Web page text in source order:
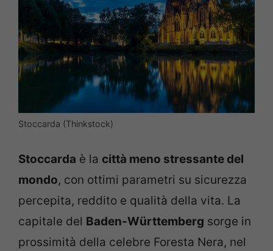
Stoccarda (Thinkstock)
Stoccarda è la città meno stressante del
mondo, con ottimi parametri su sicurezza
percepita, reddito e qualità della vita. La
capitale del Baden-Württemberg sorge in
prossimità della celebre Foresta Nera, nel